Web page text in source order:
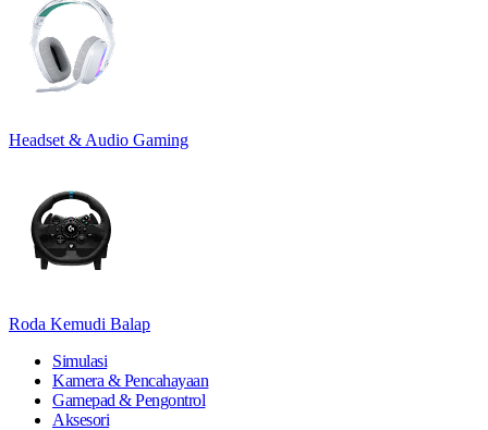
Headset & Audio Gaming
Roda Kemudi Balap
Simulasi
Kamera & Pencahayaan
Gamepad & Pengontrol
Aksesori